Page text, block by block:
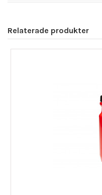
Relaterade produkter